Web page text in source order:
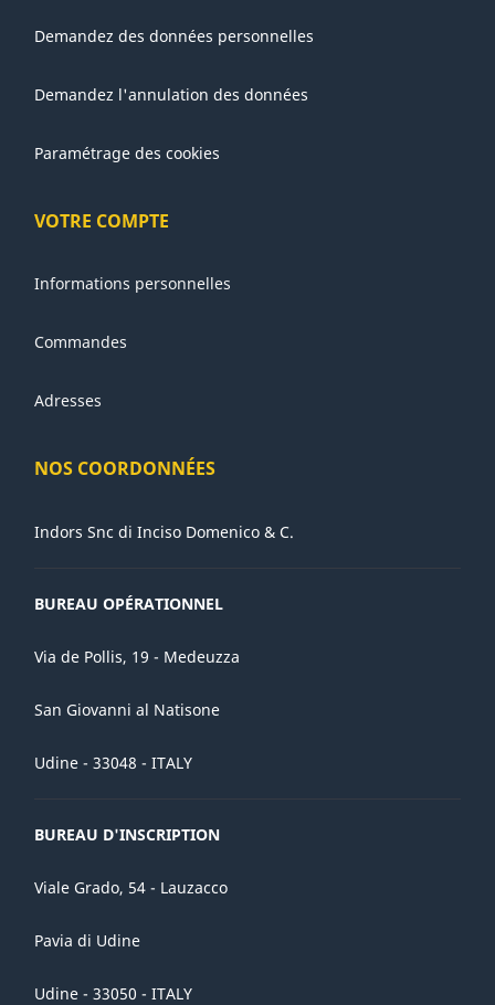
Demandez des données personnelles
Demandez l'annulation des données
Paramétrage des cookies
VOTRE COMPTE
Informations personnelles
Commandes
Adresses
NOS COORDONNÉES
Indors Snc di Inciso Domenico & C.
BUREAU OPÉRATIONNEL
Via de Pollis, 19 - Medeuzza
San Giovanni al Natisone
Udine - 33048 - ITALY
BUREAU D'INSCRIPTION
Viale Grado, 54 - Lauzacco
Pavia di Udine
Udine - 33050 - ITALY